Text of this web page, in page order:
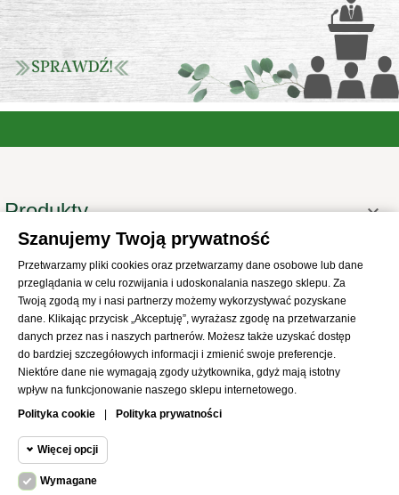
Produkty 
Informacje
Twoje konto 
Informacje o sklepie
Szanujemy Twoją prywatność
Przetwarzamy pliki cookies oraz przetwarzamy dane osobowe lub dane
przeglądania w celu rozwijania i udoskonalania naszego sklepu. Za
Twoją zgodą my i nasi partnerzy możemy wykorzystywać pozyskane
dane. Klikając przycisk „Akceptuję”, wyrażasz zgodę na przetwarzanie
danych przez nas i naszych partnerów. Możesz także uzyskać dostęp
do bardziej szczegółowych informacji i zmienić swoje preferencje.
Niektóre dane nie wymagają zgody użytkownika, gdyż mają istotny
wpływ na funkcjonowanie naszego sklepu internetowego.
Polityka cookie
Polityka prywatności
Więcej opcji
Wymagane
© 2021SKLEP AbrysAll Rights Reserved